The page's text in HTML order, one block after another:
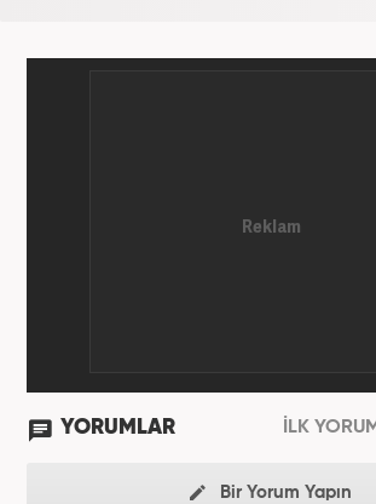
YORUMLAR İLK
Bir Yorum Yapın